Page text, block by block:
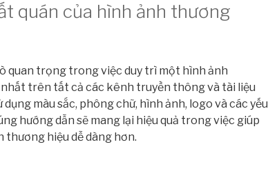
quán của hình ảnh thương
quan trọng trong việc duy trì một hình ảnh
trên tất cả các kênh truyền thông và tài liệu
màu sắc, phông chữ, hình ảnh, logo và các yếu
hướng dẫn sẽ mang lại hiệu quả trong việc giúp
thương hiệu dễ dàng hơn.